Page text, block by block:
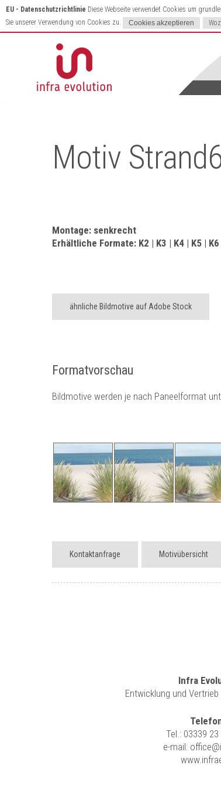
EU - Datenschutzrichtlinie Diese Webseite verwendet Cookies um
Sie unserer Verwendung von Cookies zu.
Motiv
Montage: senkrecht
Erhältliche Formate: K2 | K3 | K4 | K5 |
ähnliche Bildmotive auf Adobe Stock
Formatvorschau
Bildmotive werden je nach Paneelformat
Kontaktanfrage Motivübersicht
Infra
Entwicklung und
Tel.: 03339 23
e-mail: